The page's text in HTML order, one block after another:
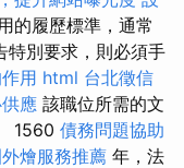
的履歷標準，通常
特別要求，則必須手
用 html 台北徵信
應 該職位所需的文
1560 債務問題協助
燴服務推薦 年，法